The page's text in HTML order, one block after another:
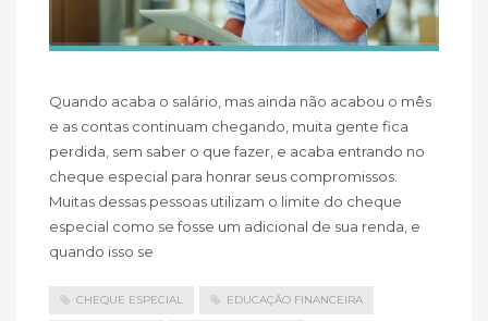
Quando acaba o salário, mas ainda não acabou o mês
e as contas continuam chegando, muita gente fica
perdida, sem saber o que fazer, e acaba entrando no
cheque especial para honrar seus compromissos.
Muitas dessas pessoas utilizam o limite do cheque
especial como se fosse um adicional de sua renda, e
quando isso se
CHEQUE ESPECIAL EDUCAÇÃO FINANCEIRA